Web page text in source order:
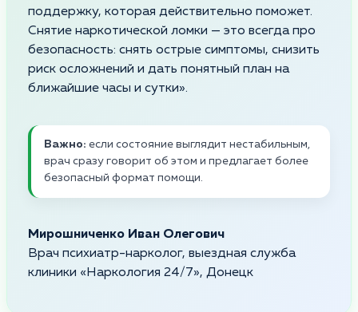
поддержку, которая действительно поможет.
Снятие наркотической ломки — это всегда про
безопасность: снять острые симптомы, снизить
риск осложнений и дать понятный план на
ближайшие часы и сутки».
Важно: если состояние выглядит нестабильным,
врач сразу говорит об этом и предлагает более
безопасный формат помощи.
Мирошниченко Иван Олегович
Врач психиатр-нарколог, выездная служба
клиники «Наркология 24/7», Донецк